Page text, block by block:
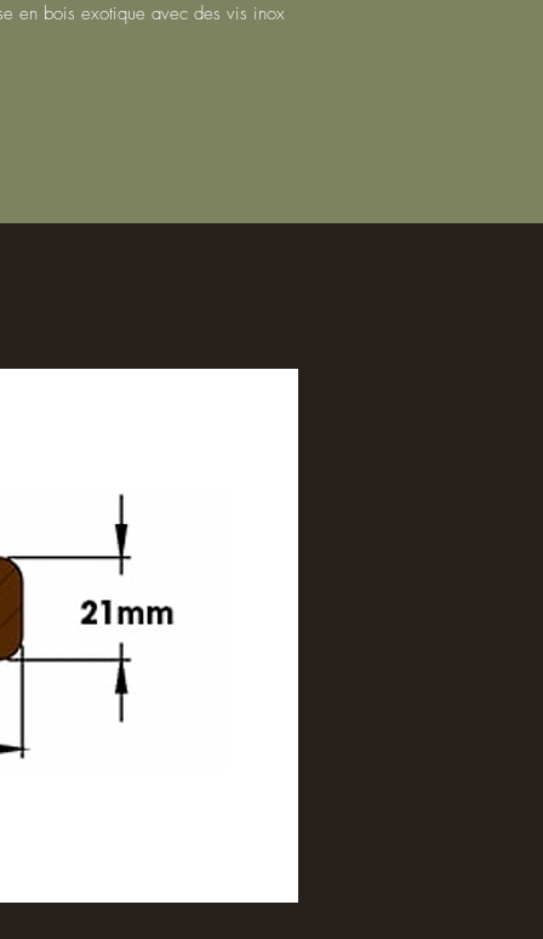
en bois exotique avec des vis inox